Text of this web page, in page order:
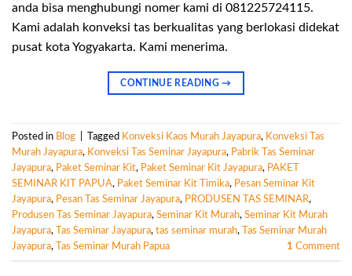
anda bisa menghubungi nomer kami di 081225724115.
Kami adalah konveksi tas berkualitas yang berlokasi didekat
pusat kota Yogyakarta. Kami menerima.
CONTINUE READING→
Posted in Blog Tagged Konveksi Kaos Murah Jayapura, Konveksi Tas
Murah Jayapura, Konveksi Tas Seminar Jayapura, Pabrik Tas Seminar
Jayapura, Paket Seminar Kit, Paket Seminar Kit Jayapura, PAKET
SEMINAR KIT PAPUA, Paket Seminar Kit Timika, Pesan Seminar Kit
Jayapura, Pesan Tas Seminar Jayapura, PRODUSEN TAS SEMINAR,
Produsen Tas Seminar Jayapura, Seminar Kit Murah, Seminar Kit Murah
Jayapura, Tas Seminar Jayapura, tas seminar murah,
Tas Seminar Murah
Jayapura, Tas Seminar Murah Papua 1 Comment